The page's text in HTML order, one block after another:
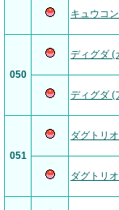
キュウコ
050
ディグダ (
ディグダ (
051
ダグトリ
ダグトリ